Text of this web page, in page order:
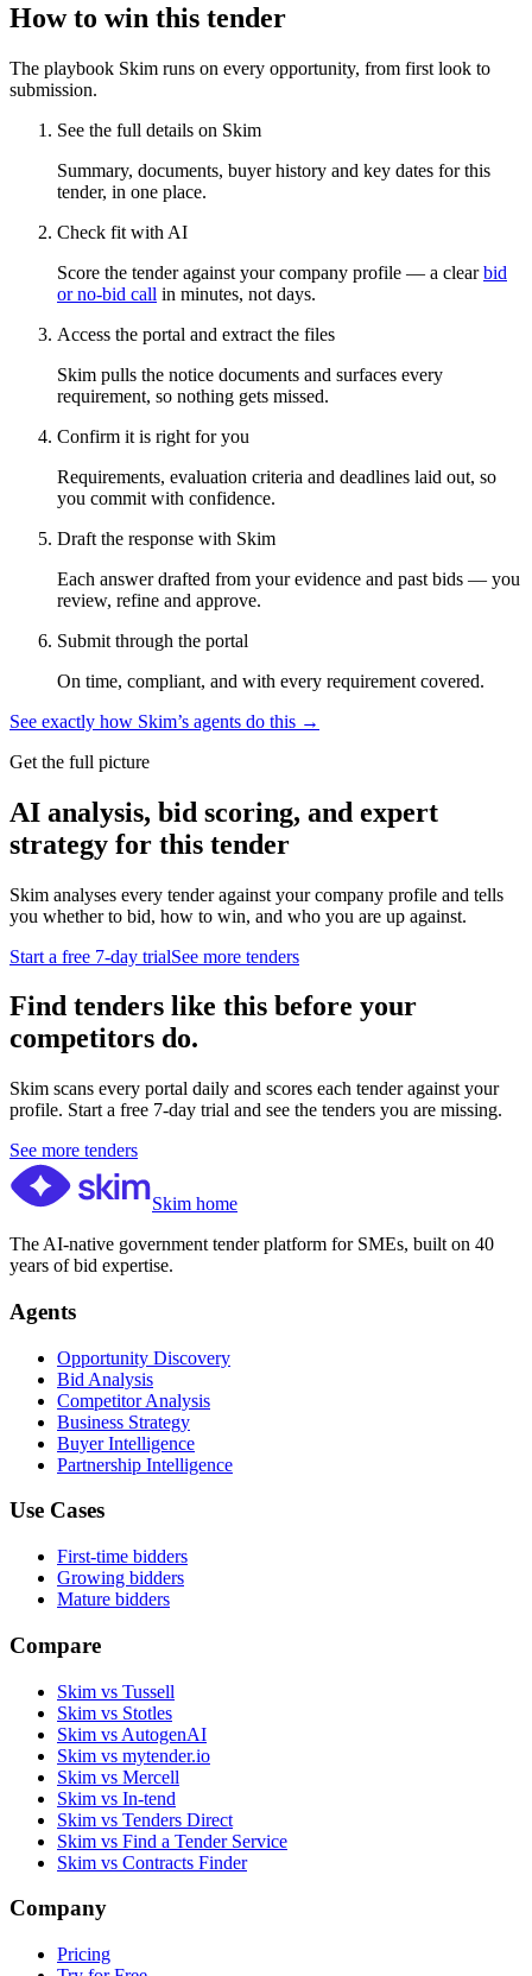
How to win this tender
The playbook Skim runs on every opportunity, from first look to
submission.
See the full details on Skim
Summary, documents, buyer history and key dates for this
tender, in one place.
Check fit with AI
Score the tender against your company profile — a clear bid
or no-bid call in minutes, not days.
Access the portal and extract the files
Skim pulls the notice documents and surfaces every
requirement, so nothing gets missed.
Confirm it is right for you
Requirements, evaluation criteria and deadlines laid out, so
you commit with confidence.
Draft the response with Skim
Each answer drafted from your evidence and past bids — you
review, refine and approve.
Submit through the portal
On time, compliant, and with every requirement covered.
See exactly how Skim’s agents do this →
Get the full picture
AI analysis, bid scoring, and expert
strategy for this tender
Skim analyses every tender against your company profile and tells
you whether to bid, how to win, and who you are up against.
Start a free 7-day trialSee more tenders
Find tenders like this before your
competitors do.
Skim scans every portal daily and scores each tender against your
profile. Start a free 7-day trial and see the tenders you are missing.
See more tenders
Skim home
The AI-native government tender platform for SMEs, built on 40
years of bid expertise.
Agents
Opportunity Discovery
Bid Analysis
Competitor Analysis
Business Strategy
Buyer Intelligence
Partnership Intelligence
Use Cases
First-time bidders
Growing bidders
Mature bidders
Compare
Skim vs Tussell
Skim vs Stotles
Skim vs AutogenAI
Skim vs mytender.io
Skim vs Mercell
Skim vs In-tend
Skim vs Tenders Direct
Skim vs Find a Tender Service
Skim vs Contracts Finder
Company
Pricing